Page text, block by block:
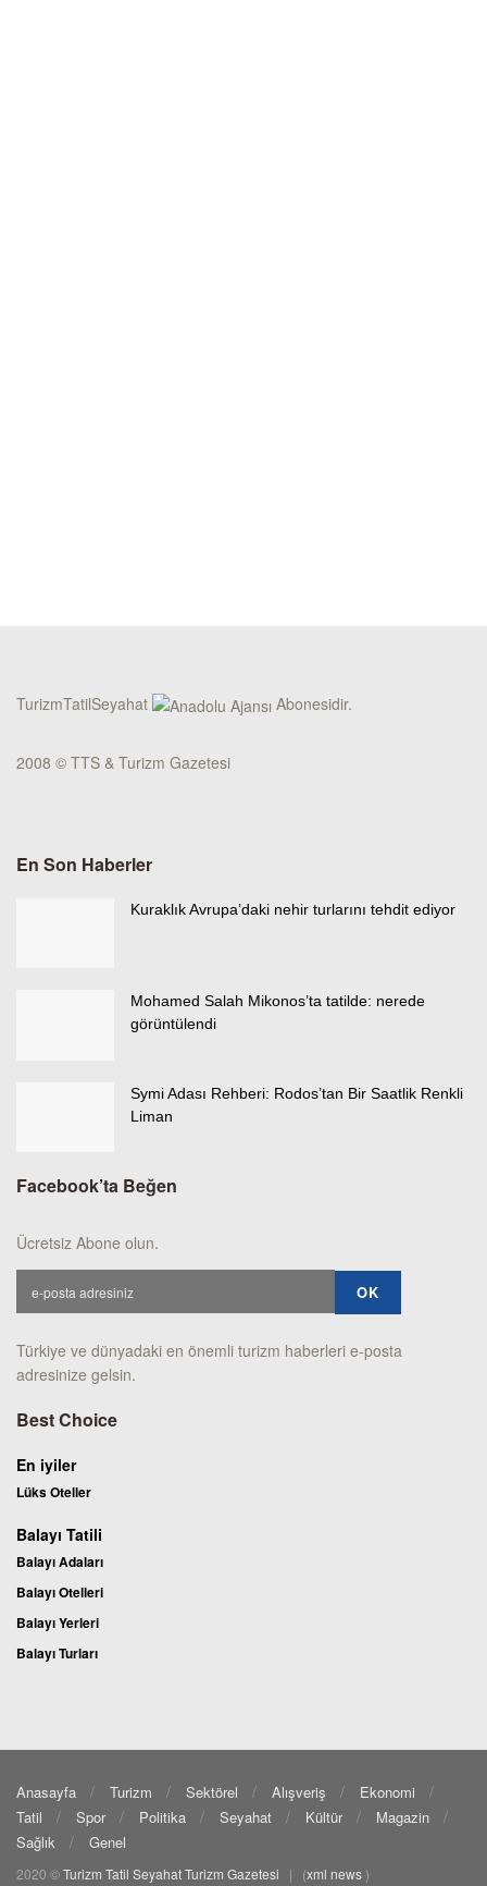
TurizmTatilSeyahat Abonesidir.
2008 © TTS & Turizm Gazetesi
En Son Haberler
Kuraklık Avrupa’daki nehir turlarını tehdit ediyor
Mohamed Salah Mikonos’ta tatilde: nerede
görüntülendi
Symi Adası Rehberi: Rodos’tan Bir Saatlik Renkli
Liman
Facebook’ta Beğen
Ücretsiz Abone olun.
Türkiye ve dünyadaki en önemli turizm haberleri e-posta
adresinize gelsin.
Best Choice
En iyiler
Lüks Oteller
Balayı Tatili
Balayı Adaları
Balayı Otelleri
Balayı Yerleri
Balayı Turları
Anasayfa Turizm Sektörel Alışveriş
Ekonomi
Tatil
Spor Politika Seyahat Kültür
Magazin
Sağlık
Genel
2020 ©Turizm Tatil SeyahatTurizm Gazetesi | (xml news )